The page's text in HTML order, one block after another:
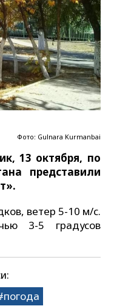
Фото: Gulnara Kurmanbai
13 октября, по
представили
ветер 5-10 м/с.
3-5 градусов
погода